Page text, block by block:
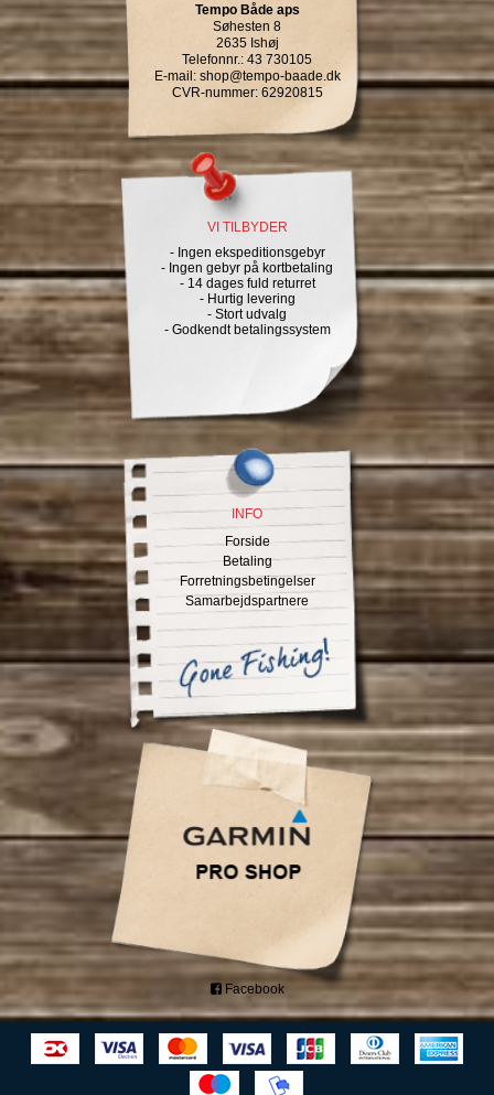
Tempo Både aps
Søhesten 8
2635 Ishøj
Telefonnr.: 43 730105
E-mail: shop@tempo-baade.dk
CVR-nummer:62920815
VI TILBYDER
- Ingen ekspeditionsgebyr
- Ingen gebyr på kortbetaling
- 14 dages fuld returret
- Hurtig levering
- Stort udvalg
- Godkendt betalingssystem
INFO
Forside
Betaling
Forretningsbetingelser
Samarbejdspartnere
Facebook